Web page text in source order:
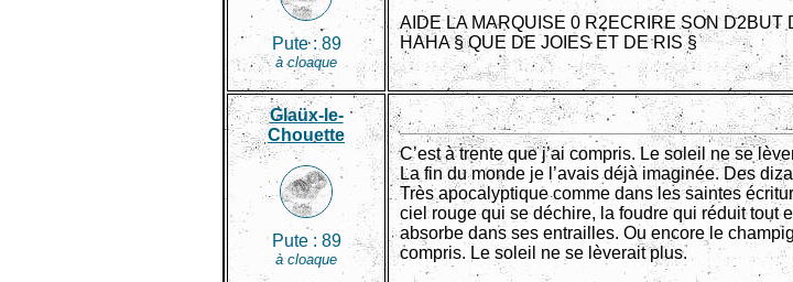
Pute : 89
à cloaque
AIDE LA MARQUISE 0 R2ECRIRE SON D2BUT
HAHA § QUE DE JOIES ET DE RIS §
Glaüx-le-
Chouette
Pute : 89
à cloaque
C’est à trente que j’ai compris. Le soleil ne se
La fin du monde je l’avais déjà imaginée. Des
Très apocalyptique comme dans les saintes
ciel rouge qui se déchire, la foudre qui réduit tout
absorbe dans ses entrailles. Ou encore le
compris. Le soleil ne se lèverait plus.